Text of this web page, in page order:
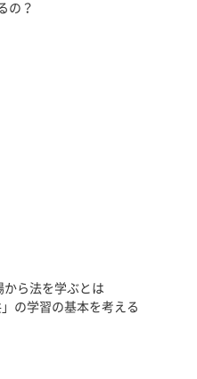
の？
ら法を学ぶとは
の学習の基本を考える